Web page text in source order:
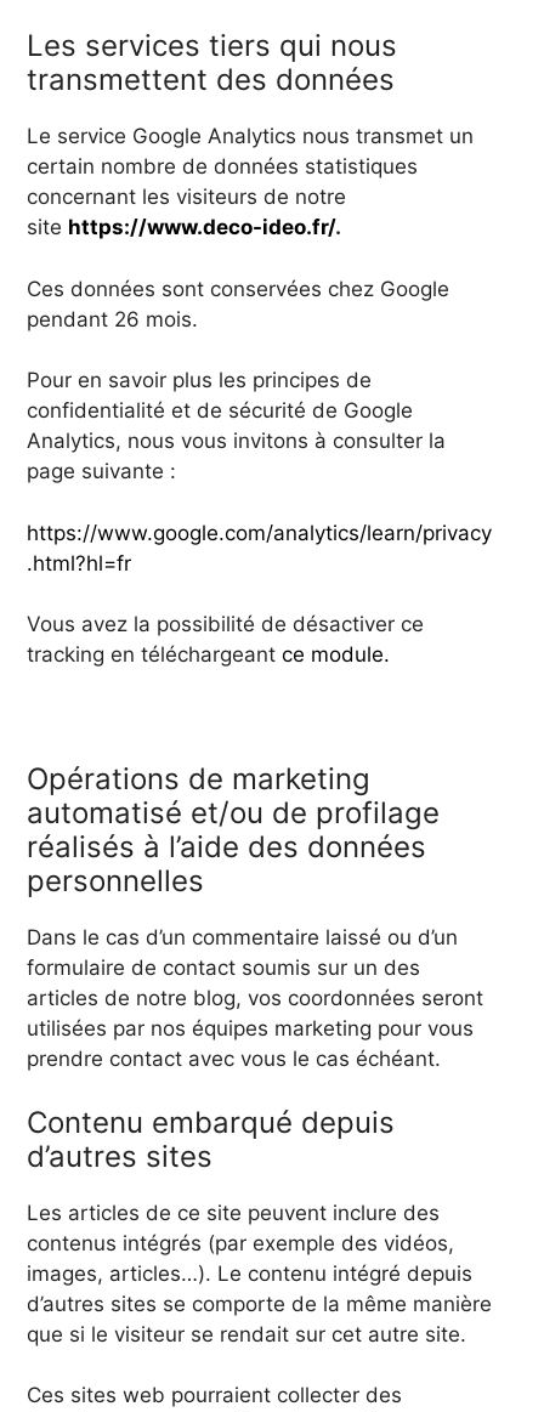
Les services tiers qui nous
transmettent des données
Le service Google Analytics nous transmet un
certain nombre de données statistiques
concernant les visiteurs de notre
site https://www.deco-ideo.fr/.
Ces données sont conservées chez Google
pendant 26 mois.
Pour en savoir plus les principes de
confidentialité et de sécurité de Google
Analytics, nous vous invitons à consulter la
page suivante :
https://www.google.com/analytics/learn/privacy
.html?hl=fr
Vous avez la possibilité de désactiver ce
tracking en téléchargeantce module.
Opérations de marketing
automatisé et/ou de profilage
réalisés à l’aide des données
personnelles
Dans le cas d’un commentaire laissé ou d’un
formulaire de contact soumis sur un des
articles de notre blog, vos coordonnées seront
utilisées par nos équipes marketing pour vous
prendre contact avec vous le cas échéant.
Contenu embarqué depuis
d’autres sites
Les articles de ce site peuvent inclure des
contenus intégrés (par exemple des vidéos,
images, articles…). Le contenu intégré depuis
d’autres sites se comporte de la même manière
que si le visiteur se rendait sur cet autre site.
Ces sites web pourraient collecter des